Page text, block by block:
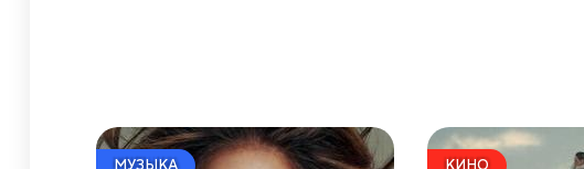
МУЗЫКА КИНО